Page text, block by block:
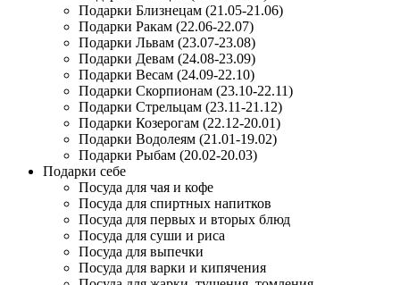
Подарки Близнецам (21.05-21.06)
Подарки Ракам (22.06-22.07)
Подарки Львам (23.07-23.08)
Подарки Девам (24.08-23.09)
Подарки Весам (24.09-22.10)
Подарки Скорпионам (23.10-22.11)
Подарки Стрельцам (23.11-21.12)
Подарки Козерогам (22.12-20.01)
Подарки Водолеям (21.01-19.02)
Подарки Рыбам (20.02-20.03)
Подарки себе
Посуда для чая и кофе
Посуда для спиртных напитков
Посуда для первых и вторых блюд
Посуда для суши и риса
Посуда для выпечки
Посуда для варки и кипячения